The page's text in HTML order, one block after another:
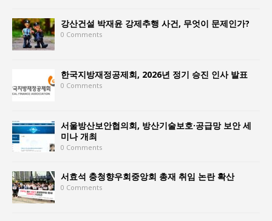
강산건설 박재윤 강제추행 사건, 무엇이 문제인가?
0 Comments
한국지방재정공제회, 2026년 정기 승진 인사 발표
0 Comments
서울방산보안협의회, 방산기술보호·공급망 보안 세
미나 개최
0 Comments
서효석 충청향우회중앙회 총재 취임 논란 확산
0 Comments